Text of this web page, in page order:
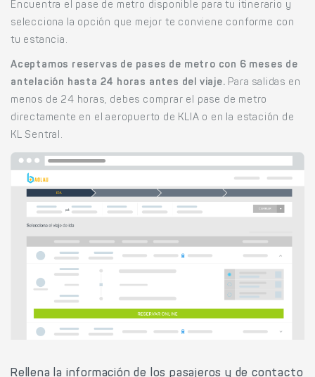
Encuentra el pase de metro disponible para tu itinerario y
selecciona la opción que mejor te conviene conforme con
tu estancia.
Aceptamos reservas de pases de metro con 6 meses de
antelación hasta 24 horas antes del viaje. Para salidas en
menos de 24 horas, debes comprar el pase de metro
directamente en el aeropuerto de KLIA o en la estación de
KL Sentral.
Rellena la información de los pasajeros y de contacto